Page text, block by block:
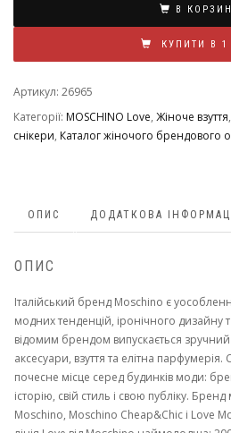
В
КУПИТИ В 1
Артикул: 26965
Категорії: MOSCHINO Love, Жіноче взуття,
снікери, Каталог жіночого брендового
ОПИС ДОДАТКОВА
ОПИС
Італійський бренд Moschino є
модних тенденцій, іронічного дизайну
відомим брендом випускається зручний
аксесуари, взуття та елітна
почесне місце серед будинків моди:
історію, свій стиль і свою публіку. Бренд
Moschino, Moschino Cheap&Chic і Love